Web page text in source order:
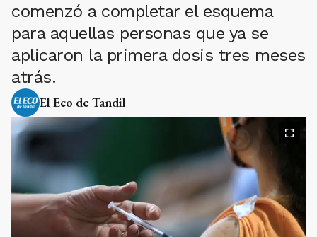
comenzó a completar el esquema
para aquellas personas que ya se
aplicaron la primera dosis tres meses
atrás.
El Eco de Tandil